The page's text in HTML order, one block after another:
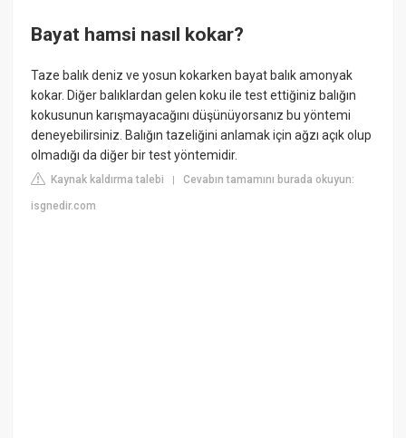
Bayat hamsi nasıl kokar?
Taze balık deniz ve yosun kokarken bayat balık amonyak
kokar. Diğer balıklardan gelen koku ile test ettiğiniz balığın
kokusunun karışmayacağını düşünüyorsanız bu yöntemi
deneyebilirsiniz. Balığın tazeliğini anlamak için ağzı açık olup
olmadığı da diğer bir test yöntemidir.
Kaynak kaldırma talebi |Cevabın tamamını burada okuyun:
isgnedir.com